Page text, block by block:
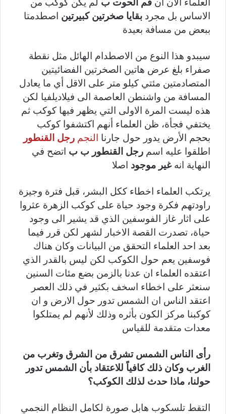
الاساس بل مجرد بقايا صخرتين كبيرتين اصطدمتا
ببعض من مسافة بعيدة
سيبدو هذا النوع من الاصطدام الهائل مثل نقطة
صفراء بلغ عرض هاتين الصخرتين الفضائيتين
المتصادمتين مئتي كيلو متر على الاقل أي ما يعادل
المسافة من واشنطن العاصمة الى فيلاديلفيا لكن
هذه ليست المرة الاولى التي يظهر فيها كوكب ثم
يختفي فجأة، ظن العلماء أنهم اكتشفوا كوكب
بحجم الأرض يدور حول جارنا النجم رجل القنطور
اطلقوا عليه اسم رجل القنطور ب ب اتضح في
النهاية انهغير موجود اصلا
يرتكب العلماء اخطاء ككل البشر، قبل فترة وجيزة
راودتهم فكرة وجود حياة على كوكب الزهرة عثروا
على اثار غاز الفوسفين الذي قد يشير الى وجود
حياة، تصدرت القصة الاخبار لشهر لكن قرر فيما
بعد احد العلماء التحقق من البيانات وكان هناك
فوسفين يعم حول الكوكب لكن ليس بالقدر الذي
اعتقده العلماء ان عدنا بالزمن بضع مئات السنين
سنعثر على اخطاء اسخف بكثير في ذلك العصر
اعتقد الناس ان الشمس تدور حول الارض و ان
كوكبنا مركز الكون بأثره وذلك لأنهم لم يمتلكوا
معدات متقدمة للقياس
رأى الناس الشمس تشرق من الشرق وتغرب من
الغرب وكان ذلك كافياً للاعتقاد بأن الشمس تدور
حولنا، ماذا حدث لذلك الكوكب؟
التقط تلسكوب هابل صورة لكامل النظام النجمي